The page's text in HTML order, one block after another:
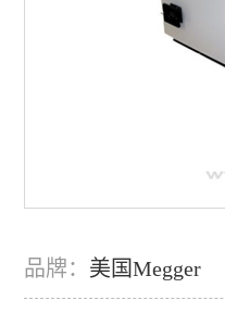
品牌： 美国Megger